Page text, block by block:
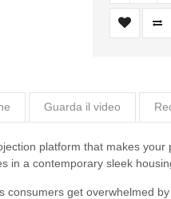
Guarda il video
platform that makes
in a contemporary sleek
consumers get overwhelmed